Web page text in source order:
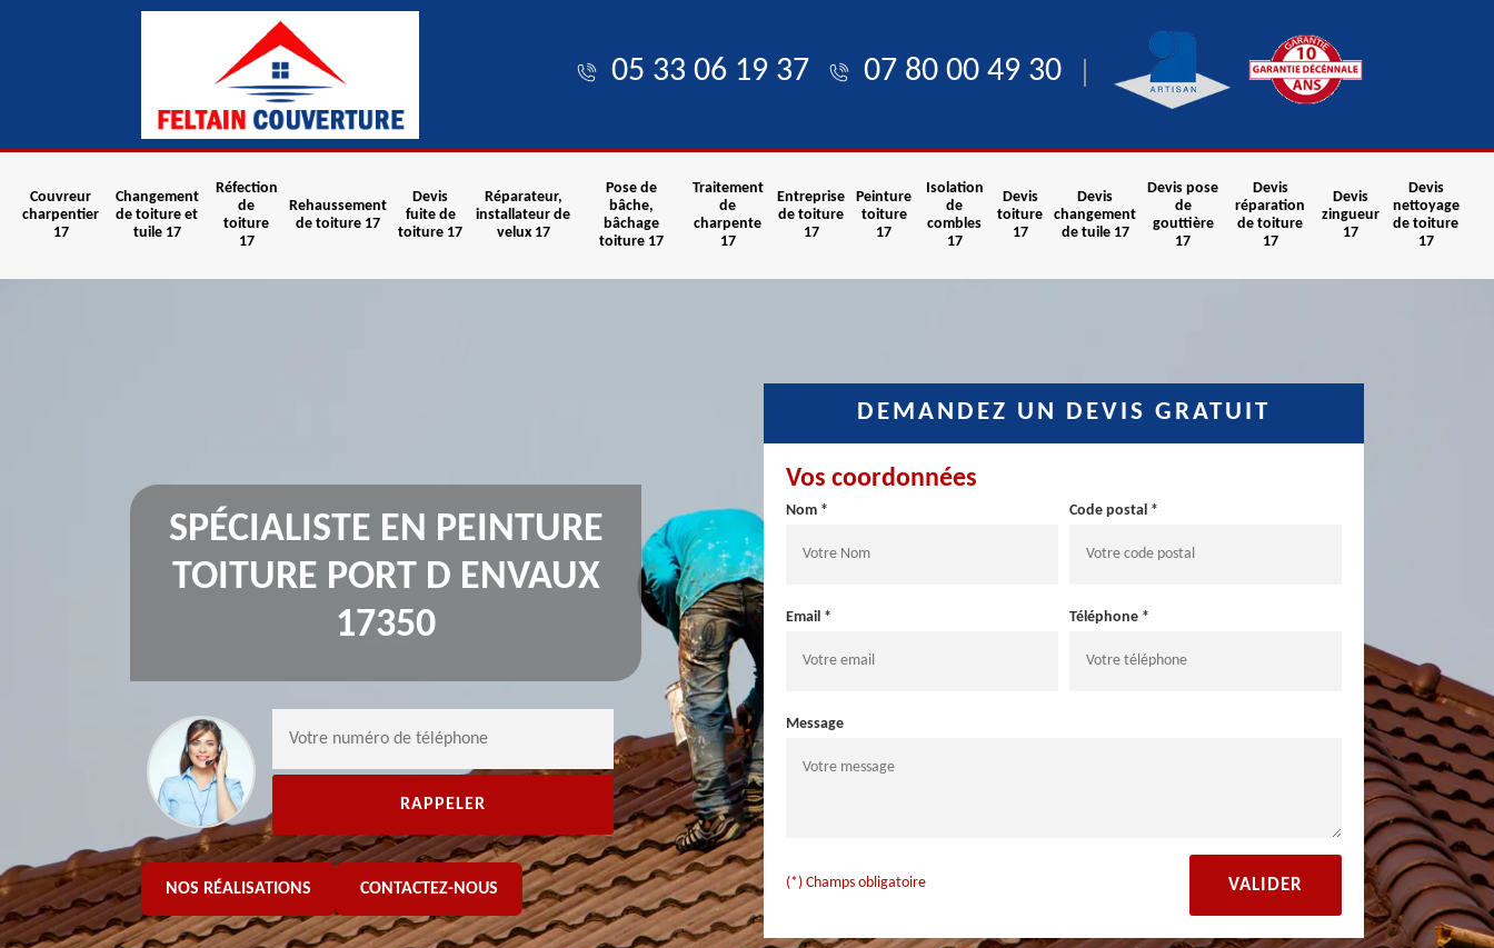
05 33 06 19 37 07 80 00 49 30
Couvreur
charpentier
17
Changement
de toiture et
tuile 17
Réfection
de
toiture
17
Rehaussement
de toiture 17
Devis
fuite de
toiture 17
Réparateur,
installateur de
velux 17
Pose de
bâche,
bâchage
toiture 17
Traitement
de
charpente
17
Entreprise
de toiture
17
Peinture
toiture
17
Isolation
de
combles
17
Devis
toiture
17
Devis
changement
de tuile 17
Devis pose
de
gouttière
17
Devis
réparation
de toiture
17
Devis
zingueur
17
Devis
nettoyage
de toiture
17
SPÉCIALISTE EN PEINTURE
TOITURE PORT D ENVAUX
17350
NOS RÉALISATIONS CONTACTEZ-NOUS
DEMANDEZ UN DEVIS GRATUIT
Vos coordonnées
Nom * Code postal *
Email * Téléphone *
Message
(*) Champs obligatoire